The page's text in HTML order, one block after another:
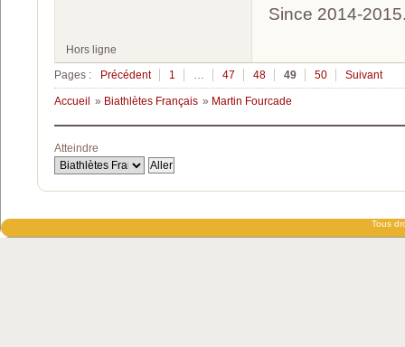
Since 2014-
Hors ligne
Pages :
Précédent 1 … 47 48 49 50 Suivant
Accueil » Biathlètes Français » Martin Fourcade
Atteindre
Tous